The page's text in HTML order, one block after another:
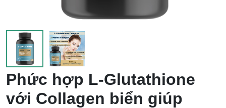
Phức hợp L-Glutathione
với Collagen biển giúp